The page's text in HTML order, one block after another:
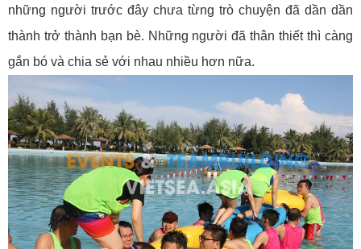
những người trước đây chưa từng trò chuyện đã dần dần
thành trở thành bạn bè. Những người đã thân thiết thì càng
gắn bó và chia sẻ với nhau nhiều hơn nữa.